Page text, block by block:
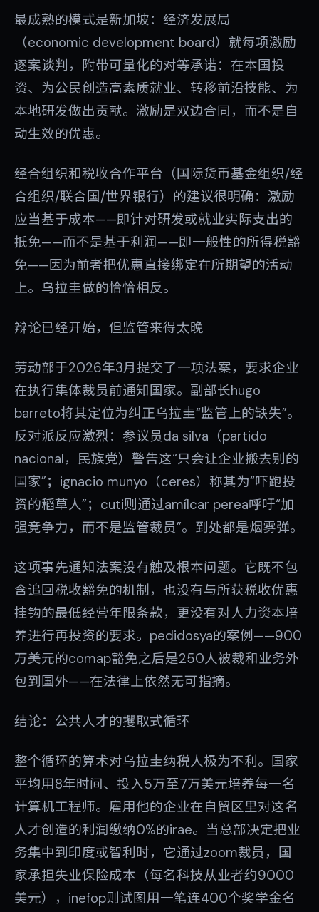
最成熟的模式是新加坡：经济发展局
（economic development board）就每项激励
逐案谈判，附带可量化的对等承诺：在本国投
资、为公民创造高素质就业、转移前沿技能、为
本地研发做出贡献。激励是双边合同，而不是自
动生效的优惠。
经合组织和税收合作平台（国际货币基金组织/经
合组织/联合国/世界银行）的建议很明确：激励
应当基于成本——即针对研发或就业实际支出的
抵免——而不是基于利润——即一般性的所得税豁
免——因为前者把优惠直接绑定在所期望的活动
上。乌拉圭做的恰恰相反。
辩论已经开始，但监管来得太晚
劳动部于2026年3月提交了一项法案，要求企业
在执行集体裁员前通知国家。副部长hugo
barreto将其定位为纠正乌拉圭“监管上的缺失”。
反对派反应激烈：参议员da silva（partido
nacional，民族党）警告这“只会让企业搬去别的
国家”；ignacio munyo（ceres）称其为“吓跑投
资的稻草人”；cuti则通过amílcar perea呼吁“加
强竞争力，而不是监管裁员”。到处都是烟雾弹。
这项事先通知法案没有触及根本问题。它既不包
含追回税收豁免的机制，也没有与所获税收优惠
挂钩的最低经营年限条款，更没有对人力资本培
养进行再投资的要求。pedidosya的案例——900
万美元的comap豁免之后是250人被裁和业务外
包到国外——在法律上依然无可指摘。
结论：公共人才的攫取式循环
整个循环的算术对乌拉圭纳税人极为不利。国家
平均用8年时间、投入5万至7万美元培养每一名
计算机工程师。雇用他的企业在自贸区里对这名
人才创造的利润缴纳0%的irae。当总部决定把业
务集中到印度或智利时，它通过zoom裁员，国
家承担失业保险成本（每名科技从业者约9000
美元），inefop则试图用一笔连400个奖学金名